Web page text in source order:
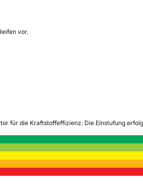
vor.
für die Kraftstoffeffizienz. Die Einstufung